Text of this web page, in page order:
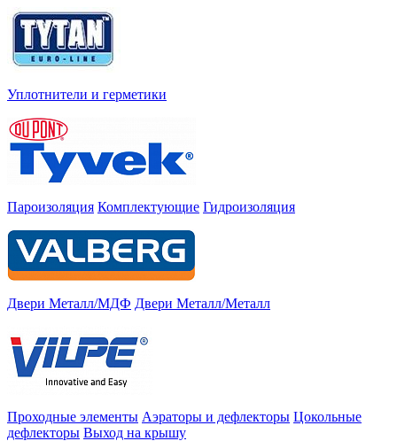
Уплотнители и герметики
Пароизоляция Комплектующие Гидроизоляция
Двери Металл/МДФ Двери Металл/Металл
Проходные элементы Аэраторы и дефлекторы Цокольные
дефлекторы Выход на крышу